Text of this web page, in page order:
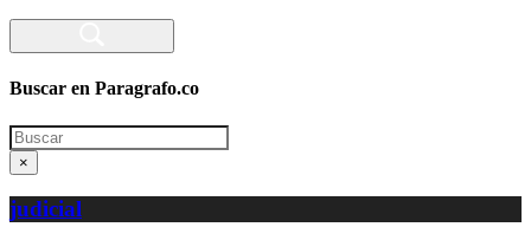
Buscar en Paragrafo.co
Search
×
judicial